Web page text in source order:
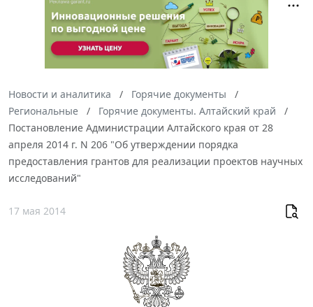
Новости и аналитика
Горячие документы
Региональные
Горячие документы. Алтайский край
Постановление Администрации Алтайского края от 28
апреля 2014 г. N 206 "Об утверждении порядка
предоставления грантов для реализации проектов научных
исследований"
17 мая 2014